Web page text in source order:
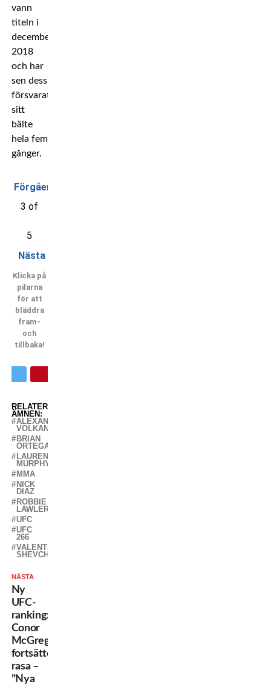
vann
titeln i
december
2018
och har
sen dess
försvarat
sitt
bälte
hela fem
gånger.
Förgående
3 of
5
Nästa
Klicka på
pilarna
för att
bläddra
fram-
och
tillbaka!
RELATERADE
ÄMNEN:
ALEXANDER
VOLKANOVSKI
BRIAN
ORTEGA
LAUREN
MURPHY
MMA
NICK
DIAZ
ROBBIE
LAWLER
UFC
UFC
266
VALENTINA
SHEVCHENKO
NÄSTA
Ny
UFC-
ranking:
Conor
McGregor
fortsätter
rasa –
”Nya